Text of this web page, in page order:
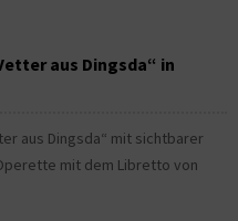
aus Dingsda“ in
aus Dingsda“ mit sichtbarer
mit dem Libretto von